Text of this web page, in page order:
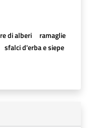
di alberi
ramaglie
sfalci d'erba e siepe